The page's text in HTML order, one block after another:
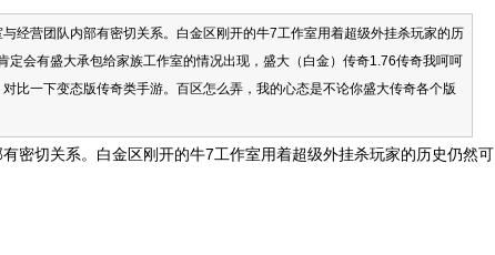
经营团队内部有密切关系。白金区刚开的牛7工作室用着超级外挂杀玩家的历
定会有盛大承包给家族工作室的情况出现，盛大（白金）传奇1.76传奇我呵呵
比一下变态版传奇类手游。百区怎么弄，我的心态是不论你盛大传奇各个版
密切关系。白金区刚开的牛7工作室用着超级外挂杀玩家的历史仍然可